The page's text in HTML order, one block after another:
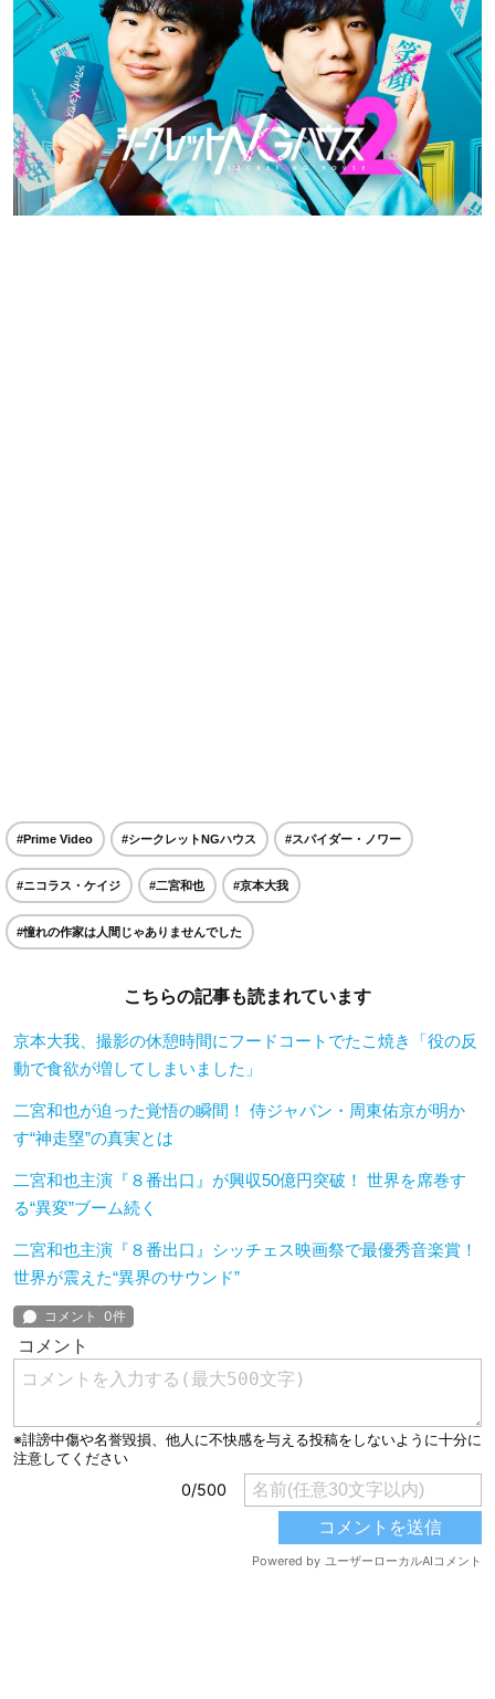
#Prime Video #シークレットNGハウス #スパイダー・ノワー
#ニコラス・ケイジ #二宮和也 #京本大我
#憧れの作家は人間じゃありませんでした
こちらの記事も読まれています
京本大我、撮影の休憩時間にフードコートでたこ焼き「役の反
動で食欲が増してしまいました」
二宮和也が迫った覚悟の瞬間！ 侍ジャパン・周東佑京が明か
す“神走塁”の真実とは
二宮和也主演『８番出口』が興収50億円突破！ 世界を席巻す
る“異変”ブーム続く
二宮和也主演『８番出口』シッチェス映画祭で最優秀音楽賞！
世界が震えた“異界のサウンド”